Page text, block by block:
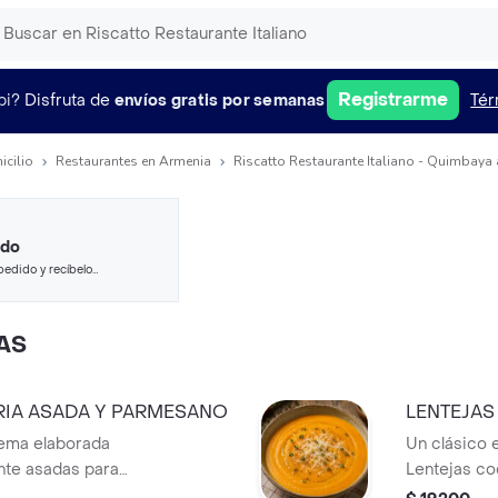
Disfruta de envíos gratis por semanas Registrarme
Restaurantes en Armenia Riscatto Restaurante Italiano - Quimbaya
y recíbelo
ASADA Y PARMESANO
elaborada
asadas para
LENTEJAS
Un clásico
Lentejas